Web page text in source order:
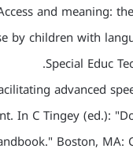
and meaning:
by children with
Special Educ
advanced
In C Tingey (ed.):
Boston, MA: